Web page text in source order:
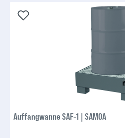
Auffangwanne SAF-1 | SAMOA